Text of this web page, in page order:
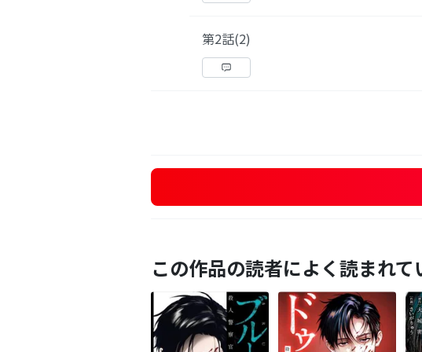
第2話(2)
この作品の読者によく読まれて